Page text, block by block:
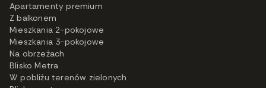
Apartamenty premium
Z balkonem
Mieszkania 2-pokojowe
Mieszkania 3-pokojowe
Na obrzeżach
Blisko Metra
W pobliżu terenów zielonych